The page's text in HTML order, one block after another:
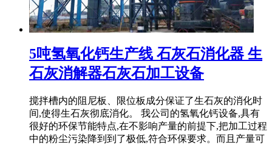
5吨氢氧化钙生产线 石灰石消化器 生
石灰消解器石灰石加工设备
搅拌槽内的阻尼板、限位板成分保证了生石灰的消化时
间,使得生石灰彻底消化。 我公司的氢氧化钙设备,具有
很好的环保节能特点,在不影响产量的前提下,把加工过程
中的粉尘污染降到到了极低,符合环保要求。而且产量可